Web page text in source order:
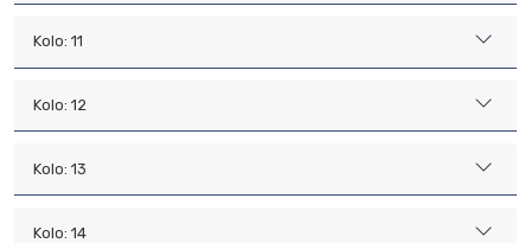
Kolo: 11
Kolo: 12
Kolo: 13
Kolo: 14